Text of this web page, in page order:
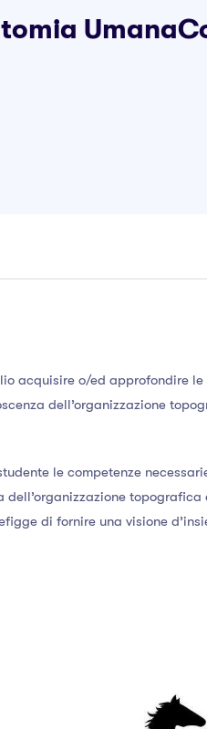
acquisire o/ed approfondire
dell’organizzazione
le competenze
dell’organizzazione
di fornire una visione